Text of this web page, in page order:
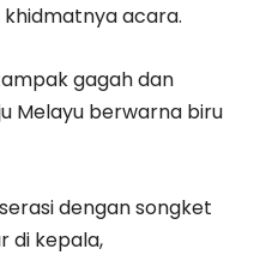
acara.
gagah dan
Melayu berwarna biru
dengan songket
di kepala,